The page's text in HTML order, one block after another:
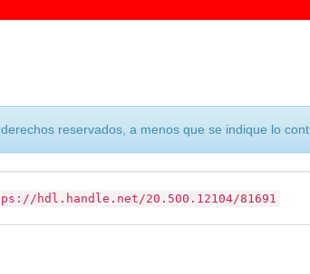
reservados, a menos que se indique lo
hdl.handle.net/20.500.12104/81691